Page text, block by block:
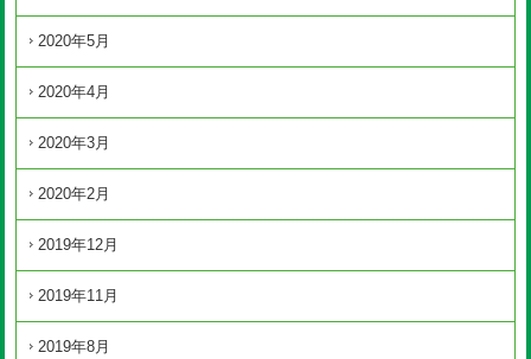
2020年5月
2020年4月
2020年3月
2020年2月
2019年12月
2019年11月
2019年8月